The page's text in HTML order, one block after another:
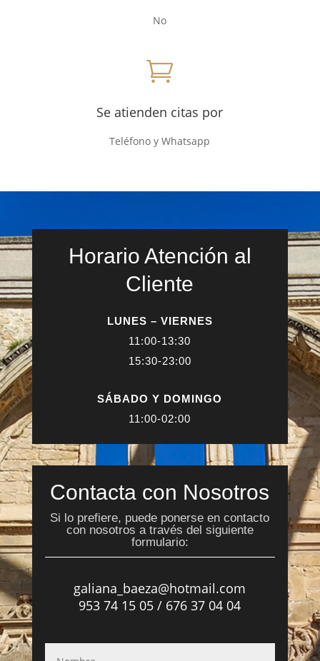
No

Se atienden citas por
Teléfono y Whatsapp
Horario Atención al
Cliente
LUNES – VIERNES
11:00-13:30
15:30-23:00
SÁBADO Y DOMINGO
11:00-02:00
Contacta con Nosotros
Si lo prefiere, puede ponerse en contacto
con nosotros a través del siguiente
formulario:
galiana_baeza@hotmail.com
953 74 15 05 / 676 37 04 04